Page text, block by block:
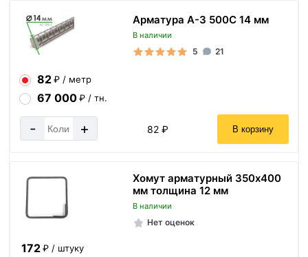
Арматура А-3 500С 14 мм
В наличии
5 21
82₽ / метр
67 000₽ / тн.
- + 82 ₽ В корзину
Хомут арматурный 350х400
мм толщина 12 мм
В наличии
Нет оценок
172₽ / штуку